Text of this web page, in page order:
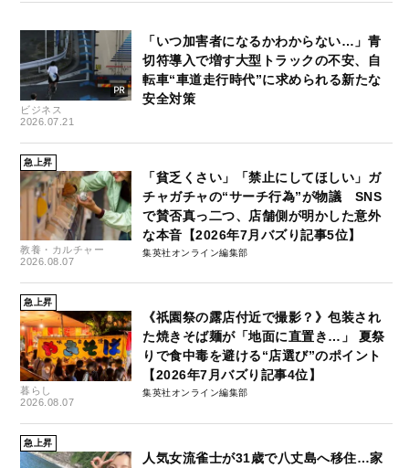
ビジネス
2026.07.21
「いつ加害者になるかわからない…」青
切符導入で増す大型トラックの不安、自
転車“車道走行時代”に求められる新たな
安全対策
急上昇
教養・カルチャー
2026.08.07
「貧乏くさい」「禁止にしてほしい」ガ
チャガチャの“サーチ行為”が物議 SNS
で賛否真っ二つ、店舗側が明かした意外
な本音【2026年7月バズり記事5位】
集英社オンライン編集部
急上昇
暮らし
2026.08.07
《祇園祭の露店付近で撮影？》包装され
た焼きそば麺が「地面に直置き…」 夏祭
りで食中毒を避ける“店選び”のポイント
【2026年7月バズり記事4位】
集英社オンライン編集部
急上昇
人気女流雀士が31歳で八丈島へ移住…家